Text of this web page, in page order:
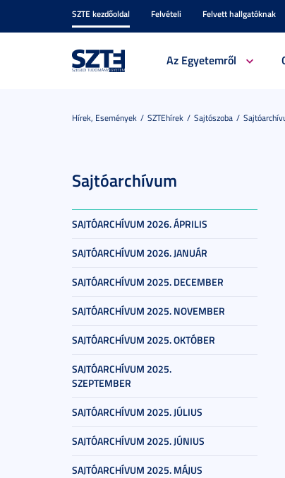
SZTE kezdőoldal Felvételi Felvett hallgatóknak
Az Egyetemről
Hírek, Események SZTEhírek Sajtószoba
Sajtóarchívum
SAJTÓARCHÍVUM 2026. ÁPRILIS
SAJTÓARCHÍVUM 2026. JANUÁR
SAJTÓARCHÍVUM 2025. DECEMBER
SAJTÓARCHÍVUM 2025. NOVEMBER
SAJTÓARCHÍVUM 2025. OKTÓBER
SAJTÓARCHÍVUM 2025.
SZEPTEMBER
SAJTÓARCHÍVUM 2025. JÚLIUS
SAJTÓARCHÍVUM 2025. JÚNIUS
SAJTÓARCHÍVUM 2025. MÁJUS